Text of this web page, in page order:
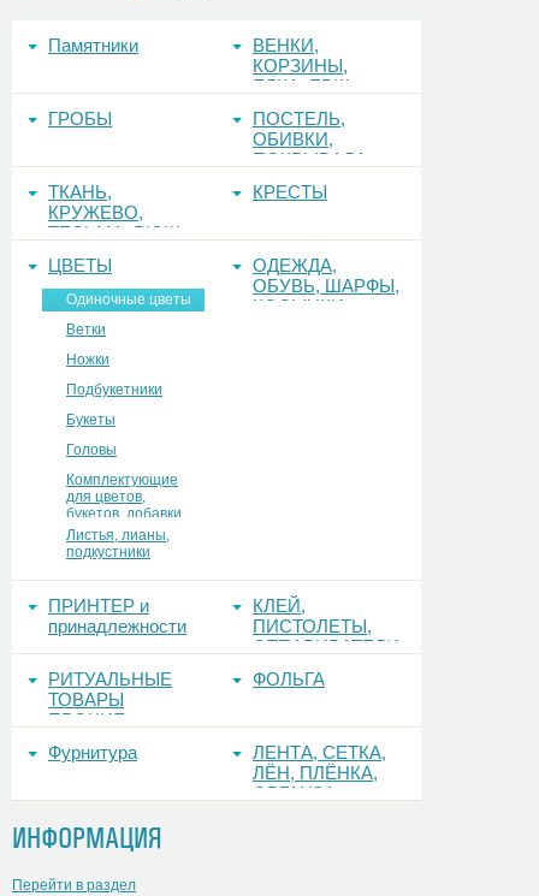
Памятники
ВЕНКИ,
КОРЗИНЫ,
ЕЛКА, ЕРШ,
ГРОБЫ
ПОСТЕЛЬ,
ОБИВКИ,
ПОКРЫВАЛА
ТКАНЬ,
КРУЖЕВО,
ТЕСЬМА, РЮШ
КРЕСТЫ
ЦВЕТЫ
Одиночные цветы
Ветки
Ножки
Подбукетники
Букеты
Головы
Комплектующие
для цветов,
букетов, добавки
Листья, лианы,
подкустники
ОДЕЖДА,
ОБУВЬ, ШАРФЫ,
КОСЫНКИ
ПРИНТЕР и
принадлежности
КЛЕЙ,
ПИСТОЛЕТЫ,
ОТПАРИВАТЕЛИ
РИТУАЛЬНЫЕ
ТОВАРЫ
ПРОЧИЕ
ФОЛЬГА
Фурнитура
ЛЕНТА, СЕТКА,
ЛЁН, ПЛЁНКА,
ОРГАНЗА
ИНФОРМАЦИЯ
Перейти в раздел